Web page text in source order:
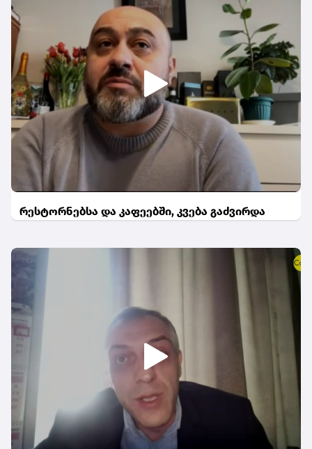
რესტორნებსა და კაფეებში, კვება გაძვირდა